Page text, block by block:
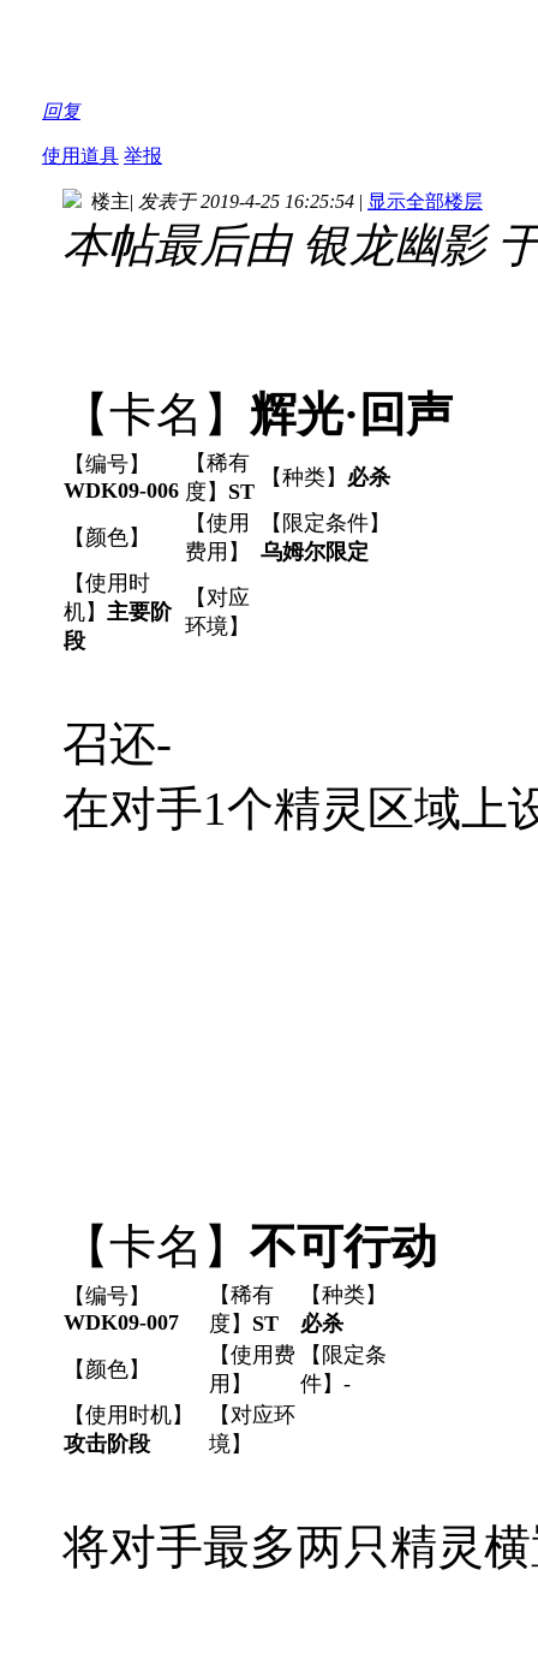
回复
使用道具 举报
楼主| 发表于 2019-4-25 16:25:54 | 显示全部楼层
本帖最后由 银龙幽影
【卡名】 辉光·回声
【编号】
WDK09-006
【稀有
度】 ST
【种类】 必杀
【颜色】
【使用
费用】
【限定条件】
乌姆尔限定
【使用时
机】 主要阶
段
【对应
环境】
召还-
在对手1个精灵区域上
【卡名】 不可行动
【编号】
WDK09-007
【稀有
度】 ST
【种类】
必杀
【颜色】
【使用费
用】
【限定条
件】-
【使用时机】
攻击阶段
【对应环
境】
将对手最多两只精灵